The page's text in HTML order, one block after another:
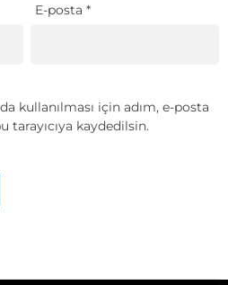
E-posta*
kullanılması için adım, e-posta
tarayıcıya kaydedilsin.